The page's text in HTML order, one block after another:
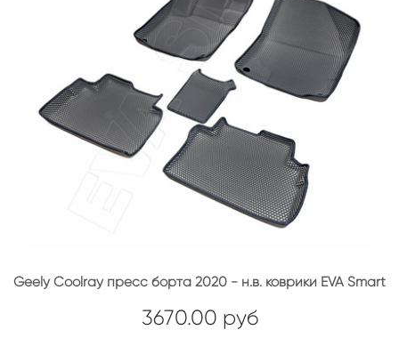
Geely Coolray пресс борта 2020 - н.в. коврики EVA Smart
3670.00 руб